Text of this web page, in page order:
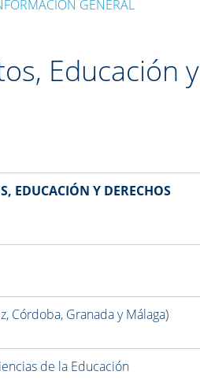
GENERAL
Educación y
EDUCACIÓN Y DERECHOS
Córdoba, Granada y Málaga)
de la Educación